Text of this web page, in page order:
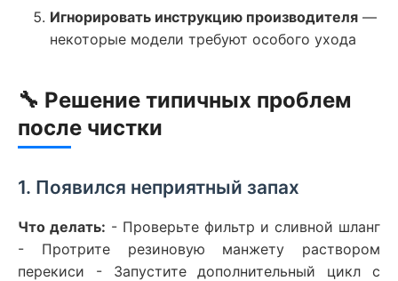
Игнорировать инструкцию производителя —
некоторые модели требуют особого ухода
🔧 Решение типичных проблем
после чистки
1. Появился неприятный запах
Что делать: - Проверьте фильтр и сливной шланг
- Протрите резиновую манжету раствором
перекиси - Запустите дополнительный цикл с